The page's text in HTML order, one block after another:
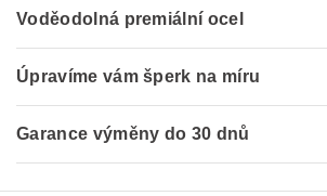
Voděodolná premiální ocel
Úpravíme vám šperk na míru
Garance výměny do 30 dnů